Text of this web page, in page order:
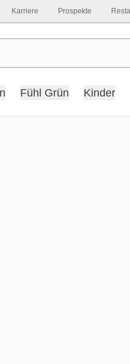
Fühl Grün Kinder
Karriere Prospekte